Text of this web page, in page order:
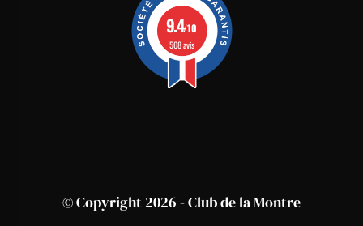
9.4/10
508 avis
© Copyright 2026 - Club de la Montre